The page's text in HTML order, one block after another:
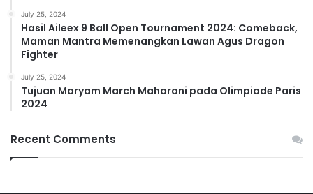
July 25, 2024
Hasil Aileex 9 Ball Open Tournament 2024: Comeback,
Maman Mantra Memenangkan Lawan Agus Dragon
Fighter
July 25, 2024
Tujuan Maryam March Maharani pada Olimpiade Paris
2024
Recent Comments